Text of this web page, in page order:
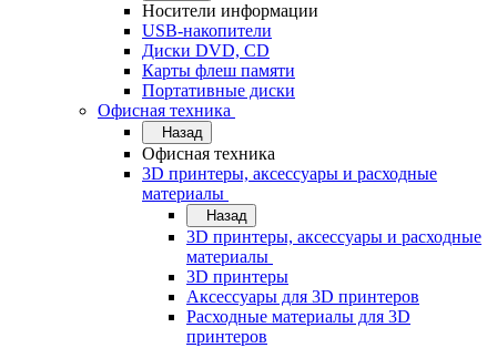
Носители информации
USB-накопители
Диски DVD, CD
Карты флеш памяти
Портативные диски
Офисная техника
Назад
Офисная техника
3D принтеры, аксессуары и расходные
материалы
Назад
3D принтеры, аксессуары и расходные
материалы
3D принтеры
Аксессуары для 3D принтеров
Расходные материалы для 3D
принтеров